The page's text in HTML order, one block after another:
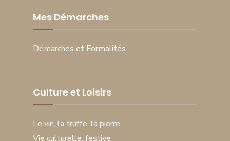
Mes Démarches
Démarches et Formalités
Culture et Loisirs
Le vin, la truffe, la pierre
Vie culturelle, festive